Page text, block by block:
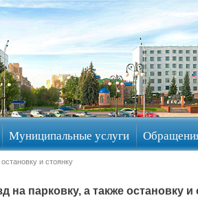
Муниципальные услуги
и стоянку
парковку, а также остановку и